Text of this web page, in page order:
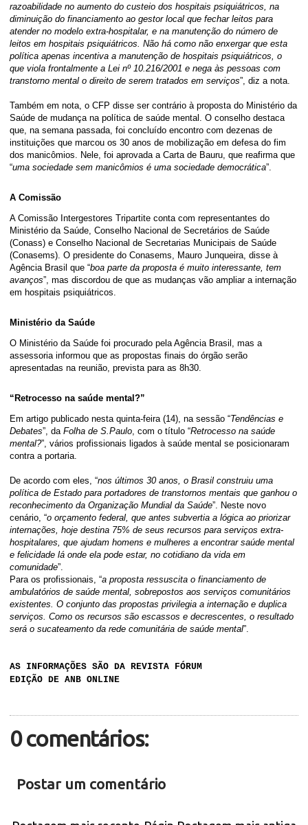
razoabilidade no aumento do custeio dos hospitais psiquiátricos, na
diminuição do financiamento ao gestor local que fechar leitos para
atender no modelo extra-hospitalar, e na manutenção do número de
leitos em hospitais psiquiátricos. Não há como não enxergar que esta
política apenas incentiva a manutenção de hospitais psiquiátricos, o
que viola frontalmente a Lei nº 10.216/2001 e nega às pessoas com
transtorno mental o direito de serem tratados em serviços”, diz a nota.
Também em nota, o CFP disse ser contrário à proposta do Ministério da
Saúde de mudança na política de saúde mental. O conselho destaca
que, na semana passada, foi concluído encontro com dezenas de
instituições que marcou os 30 anos de mobilização em defesa do fim
dos manicômios. Nele, foi aprovada a Carta de Bauru, que reafirma que
“uma sociedade sem manicômios é uma sociedade democrática”.
A Comissão
A Comissão Intergestores Tripartite conta com representantes do
Ministério da Saúde, Conselho Nacional de Secretários de Saúde
(Conass) e Conselho Nacional de Secretarias Municipais de Saúde
(Conasems). O presidente do Conasems, Mauro Junqueira, disse à
Agência Brasil que “boa parte da proposta é muito interessante, tem
avanços”, mas discordou de que as mudanças vão ampliar a internação
em hospitais psiquiátricos.
Ministério da Saúde
O Ministério da Saúde foi procurado pela Agência Brasil, mas a
assessoria informou que as propostas finais do órgão serão
apresentadas na reunião, prevista para as 8h30.
“Retrocesso na saúde mental?”
Em artigo publicado nesta quinta-feira (14), na sessão “Tendências e
Debates”, daFolha de S.Paulo, com o título “Retrocesso na saúde
mental?”, vários profissionais ligados à saúde mental se posicionaram
contra a portaria.
De acordo com eles, “nos últimos 30 anos, o Brasil construiu uma
política de Estado para portadores de transtornos mentais que ganhou o
reconhecimento da Organização Mundial da Saúde”. Neste novo
cenário, “o orçamento federal, que antes subvertia a lógica ao priorizar
internações, hoje destina 75% de seus recursos para serviços extra-
hospitalares, que ajudam homens e mulheres a encontrar saúde mental
e felicidade lá onde ela pode estar, no cotidiano da vida em
comunidade”.
Para os profissionais, “a proposta ressuscita o financiamento de
ambulatórios de saúde mental, sobrepostos aos serviços comunitários
existentes. O conjunto das propostas privilegia a internação e duplica
serviços. Como os recursos são escassos e decrescentes, o resultado
será o sucateamento da rede comunitária de saúde mental”.
AS INFORMAÇÕES SÃO DA REVISTA FÓRUM
EDIÇÃO DE ANB ONLINE
0 comentários:
Postar um comentário